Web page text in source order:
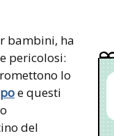
bambini, ha
pericolosi:
lo
e questi
del